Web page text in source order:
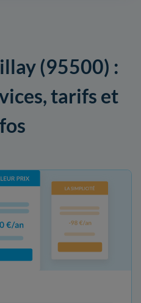
(95500) :
tarifs et